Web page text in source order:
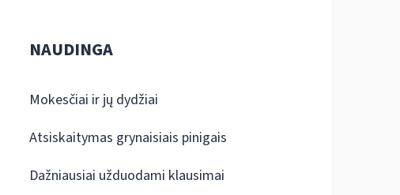
NAUDINGA
Mokesčiai ir jų dydžiai
Atsiskaitymas grynaisiais pinigais
Dažniausiai užduodami klausimai